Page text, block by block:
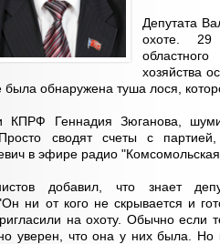
Депутата
охоте. 29
хозяйства
обнаружена туша лося,
Геннадия Зюганова,
сводят счеты с
в эфире радио
добавил, что знает
ни от кого не скрывается и
на охоту. Обычно
уверен, что она у них была.